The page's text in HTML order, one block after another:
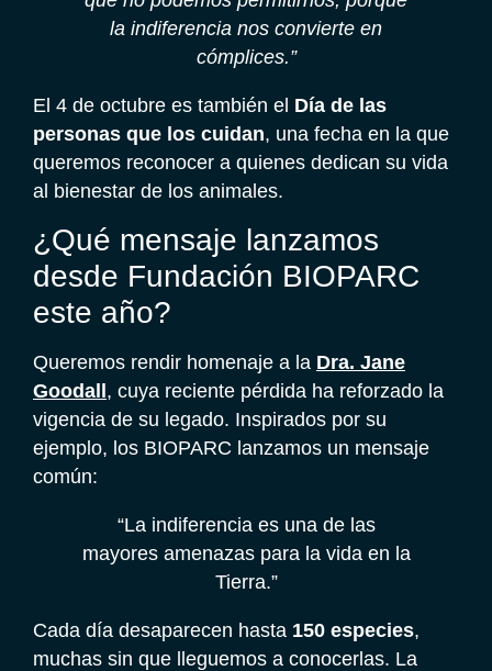
la indiferencia nos convierte en
cómplices.”
El 4 de octubre es también el Día de las
personas que los cuidan, una fecha en la que
queremos reconocer a quienes dedican su vida
al bienestar de los animales.
¿Qué mensaje lanzamos
desde Fundación BIOPARC
este año?
Queremos rendir homenaje a la Dra. Jane
Goodall, cuya reciente pérdida ha reforzado la
vigencia de su legado. Inspirados por su
ejemplo, los BIOPARC lanzamos un mensaje
común:
“La indiferencia es una de las
mayores amenazas para la vida en la
Tierra.”
Cada día desaparecen hasta 150 especies,
muchas sin que lleguemos a conocerlas. La